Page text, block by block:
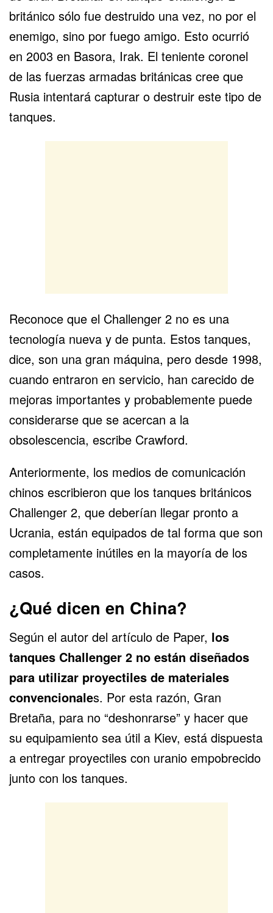
británico sólo fue destruido una vez, no por el
enemigo, sino por fuego amigo. Esto ocurrió
en 2003 en Basora, Irak. El teniente coronel
de las fuerzas armadas británicas cree que
Rusia intentará capturar o destruir este tipo de
tanques.
Reconoce que el Challenger 2 no es una
tecnología nueva y de punta. Estos tanques,
dice, son una gran máquina, pero desde 1998,
cuando entraron en servicio, han carecido de
mejoras importantes y probablemente puede
considerarse que se acercan a la
obsolescencia, escribe Crawford.
Anteriormente, los medios de comunicación
chinos escribieron que los tanques británicos
Challenger 2, que deberían llegar pronto a
Ucrania, están equipados de tal forma que son
completamente inútiles en la mayoría de los
casos.
¿Qué dicen en China?
Según el autor del artículo de Paper, los
tanques Challenger 2 no están diseñados
para utilizar proyectiles de materiales
convencionales. Por esta razón, Gran
Bretaña, para no “deshonrarse” y hacer que
su equipamiento sea útil a Kiev, está dispuesta
a entregar proyectiles con uranio empobrecido
junto con los tanques.